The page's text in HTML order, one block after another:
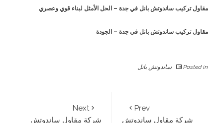
مقاول تركيب ساندوتش بانل في جدة – الحل الأمثل لبناء قوي وعصري
مقاول تركيب ساندوتش بانل في جدة – الجودة
Posted in ساندوتش بانل
Prev
شركة مقاول ساندوتش
Next
شركة مقاول ساندوتش